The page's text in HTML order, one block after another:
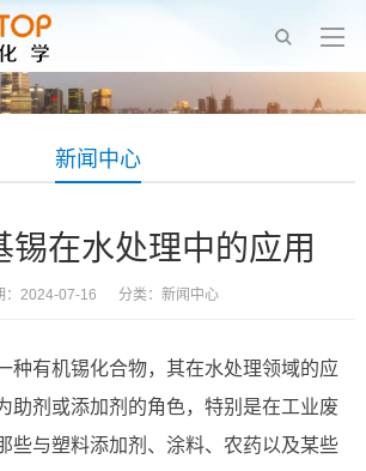
新闻中心
锡在水处理中的应用
：2024-07-16 分类： 新闻中心
种有机锡化合物，其在水处理领域的应
助剂或添加剂的角色，特别是在工业废
些与塑料添加剂、涂料、农药以及某些